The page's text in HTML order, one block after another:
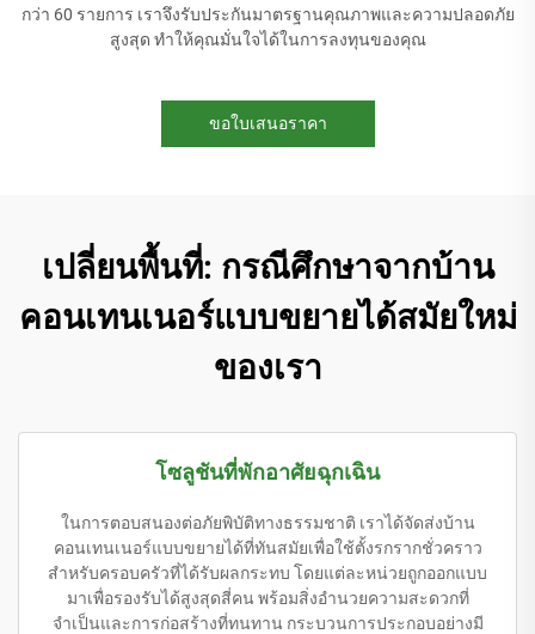
กว่า 60 รายการ เราจึงรับประกันมาตรฐานคุณภาพและความปลอดภัย
สูงสุด ทำให้คุณมั่นใจได้ในการลงทุนของคุณ
ขอใบเสนอราคา
เปลี่ยนพื้นที่: กรณีศึกษาจากบ้าน
คอนเทนเนอร์แบบขยายได้สมัยใหม่
ของเรา
โซลูชันที่พักอาศัยฉุกเฉิน
ในการตอบสนองต่อภัยพิบัติทางธรรมชาติ เราได้จัดส่งบ้าน
คอนเทนเนอร์แบบขยายได้ที่ทันสมัยเพื่อใช้ตั้งรกรากชั่วคราว
สำหรับครอบครัวที่ได้รับผลกระทบ โดยแต่ละหน่วยถูกออกแบบ
มาเพื่อรองรับได้สูงสุดสี่คน พร้อมสิ่งอำนวยความสะดวกที่
จำเป็นและการก่อสร้างที่ทนทาน กระบวนการประกอบอย่างมี